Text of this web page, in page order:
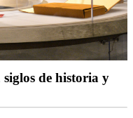
de historia y